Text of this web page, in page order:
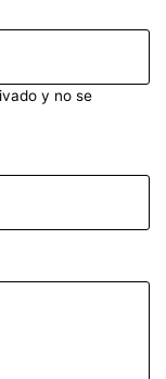
y no se